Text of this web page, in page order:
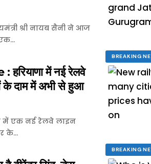
BREAKING
श्री नायब सैनी ने आज
BREAKING
में नई रेलवे
के दाम में अभी से हुआ
में एक नई रेलवे लाइन
के…